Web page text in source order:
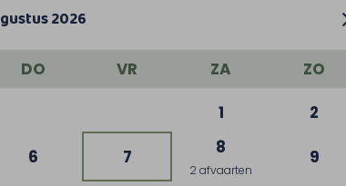
2026
DO VR ZA
ZO
1
2
6 7 8
2 afvaarten
9